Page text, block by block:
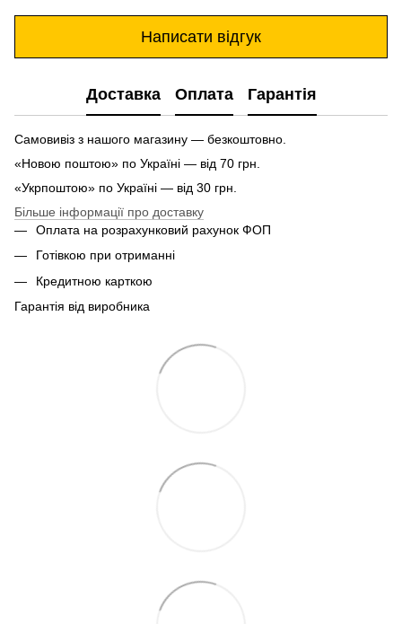
Написати відгук
Доставка Оплата Гарантія
Самовивіз з нашого магазину — безкоштовно.
«Новою поштою» по Україні — від 70 грн.
«Укрпоштою» по Україні — від 30 грн.
Більше інформації про доставку
Оплата на розрахунковий рахунок ФОП
Готівкою при отриманні
Кредитною карткою
Гарантія від виробника